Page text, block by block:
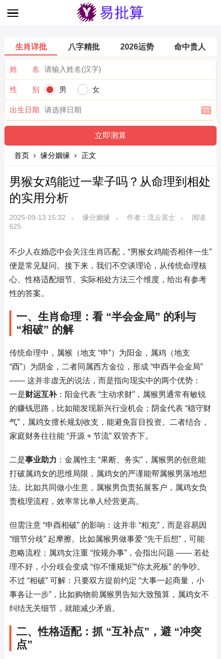
生肖详批 八字精批 2026运势 命中贵人
姓 名
性 别 男 女
出生日期
首页 缘分姻缘 正文
男猴女鸡能过一辈子吗？从命理到相处
的实用分析
2025-09-13 15:32 缘分姻缘 作者：流云居士
阅读
625
不少人在婚恋中会关注生肖匹配，“男猴女鸡能否相伴一生”
便是常见疑问。接下来，我们不空谈理论，从传统命理核
心、性格适配细节、实际相处方法三个维度，给出有参考
性的答案。
一、生肖命理：看 “半会金局” 的利与
“相破” 的解
传统命理中，属猴（地支 “申”）为阳金，属鸡（地支
“酉”）为阴金，二者同属西方金位，形成 “申酉半会金局”
—— 这并非虚无的说法，而是指向现实中的两个优势：
一是财运互补：阳金代表 “主动求财”，属猴男通常有敏锐
的赚钱思路，比如能发现新兴行业机会；阴金代表 “稳守财
气”，属鸡女擅长规划收支，能避免盲目投资。二者结合，
家庭财务往往能 “开源 + 节流” 双管齐下。
二是事业助力 ：金属性主 “果断、务实”，属猴男的创意能
打破属鸡女的思维局限，属鸡女的严谨能帮属猴男落地想
法。比如共同做小生意，属猴男负责拓展客户，属鸡女负
责梳理流程，效率常比单人经营更高。
但需注意 “申酉相破” 的影响：这并非 “相克”，而是容易因
“细节分歧” 起摩擦。比如属猴男做事爱 “先干后想”，可能
忽略流程；属鸡女注重 “按规办事”，会指出问题 —— 若处
理不好，小分歧会变成 “你不懂规矩”“你太死板” 的争吵。
不过 “相破” 可解：只要双方提前约定 “大事一起商量，小
事各让一步”，比如购物前属猴男告知大致预算，属鸡女不
纠结无关细节，就能减少矛盾。
二、性格适配：抓 “互补点”，避 “冲突
点”